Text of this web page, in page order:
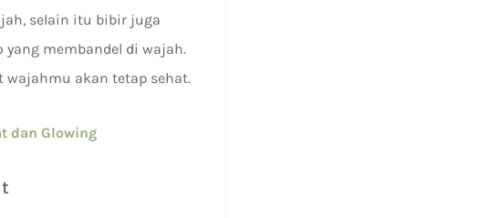
selain itu bibir juga
membandel di wajah.
akan tetap sehat.
dan Glowing